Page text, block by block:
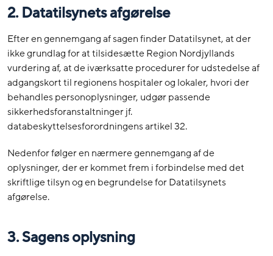
2. Datatilsynets afgørelse
Efter en gennemgang af sagen finder Datatilsynet, at der
ikke grundlag for at tilsidesætte Region Nordjyllands
vurdering af, at de iværksatte procedurer for udstedelse af
adgangskort til regionens hospitaler og lokaler, hvori der
behandles personoplysninger, udgør passende
sikkerhedsforanstaltninger jf.
databeskyttelsesforordningens artikel 32.
Nedenfor følger en nærmere gennemgang af de
oplysninger, der er kommet frem i forbindelse med det
skriftlige tilsyn og en begrundelse for Datatilsynets
afgørelse.
3. Sagens oplysning